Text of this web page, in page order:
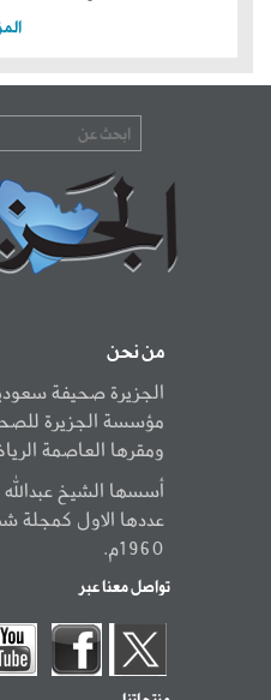
من نحن
الجزيرة صحيفة
مؤسسة الجزيرة
ومقرها العاصمة
أسسها الشيخ
عددها الاول كمجلة
1960م.
تواصل معنا عبر